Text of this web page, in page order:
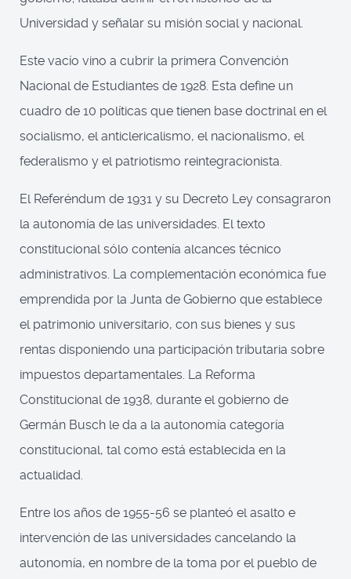
Universidad y señalar su misión social y nacional.
Este vacío vino a cubrir la primera Convención
Nacional de Estudiantes de 1928. Esta define un
cuadro de 10 políticas que tienen base doctrinal en el
socialismo, el anticlericalismo, el nacionalismo, el
federalismo y el patriotismo reintegracionista.
El Referéndum de 1931 y su Decreto Ley consagraron
la autonomía de las universidades. El texto
constitucional sólo contenía alcances técnico
administrativos. La complementación económica fue
emprendida por la Junta de Gobierno que establece
el patrimonio universitario, con sus bienes y sus
rentas disponiendo una participación tributaria sobre
impuestos departamentales. La Reforma
Constitucional de 1938, durante el gobierno de
Germán Busch le da a la autonomía categoría
constitucional, tal como está establecida en la
actualidad.
Entre los años de 1955-56 se planteó el asalto e
intervención de las universidades cancelando la
autonomía, en nombre de la toma por el pueblo de